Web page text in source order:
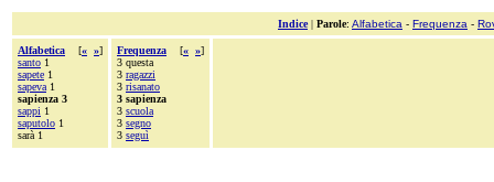
Indice| Parole: Alfabetica - Frequenza -
Alfabetica [« »]
santo 1
sapete 1
sapeva 1
sapienza 3
sappi 1
saputolo 1
sarà 1
Frequenza [« »]
3 questa
3 ragazzi
3 risanato
3 sapienza
3 scuola
3 segno
3 seguì